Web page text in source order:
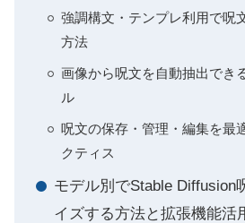
強調構文・テンプレ利用で呪
方法
画像から呪文を自動抽出でき
ル
呪文の保存・管理・編集を最
クティス
モデル別でStable Diffusion
イズする方法と拡張機能活